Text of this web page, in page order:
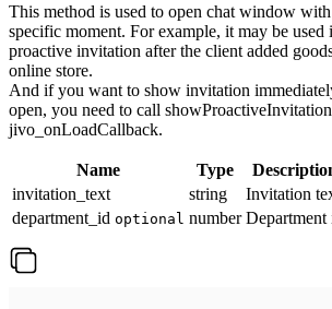
This method is used to open chat window
specific moment. For example, it may be
proactive invitation after the client added
online store.
And if you want to show invitation
open, you need to call
jivo_onLoadCallback.
Name Type
invitation_text
string
Invitation
department_id optional number Department